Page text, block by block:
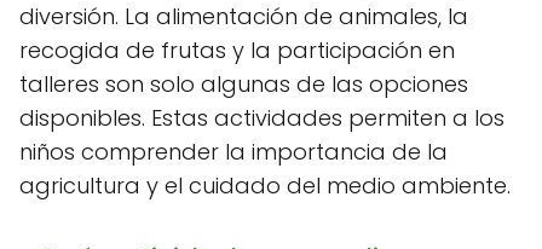
diversión. La alimentación de animales, la
recogida de frutas y la participación en
talleres son solo algunas de las opciones
disponibles. Estas actividades permiten a los
niños comprender la importancia de la
agricultura y el cuidado del medio ambiente.